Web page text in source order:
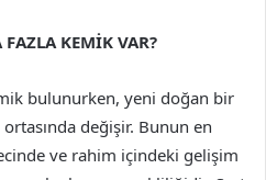
FAZLA KEMİK VAR?
bulunurken, yeni doğan bir
değişir. Bunun en
ve rahim içindeki gelişim